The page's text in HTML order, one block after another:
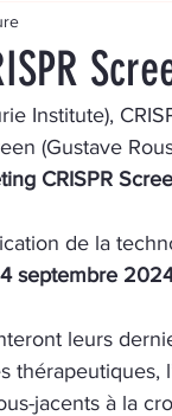
Institute),
(Gustave
CRISPR
de la
septembre
leurs
thérapeutiques,
jacents à la